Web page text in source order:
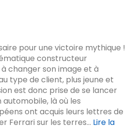
pour une victoire mythique !
constructeur
changer son image et à
type de client, plus jeune et
est donc prise de se lancer
là où les
ont acquis leurs lettres de
Ferrari sur les terres... Lire la